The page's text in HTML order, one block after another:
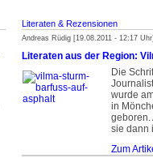
Literaten & Rezensionen
Andreas Rüdig [19.08.2011 - 12:17
Literaten aus der Region:
Die
wurde
in
geboren.
sie dann
Zum